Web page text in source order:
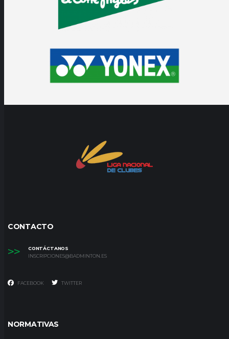
CONTACTO
>>
CONTÁCTANOS
INSCRIPCIONES@BADMINTON.ES
FACEBOOK TWITTER
NORMATIVAS